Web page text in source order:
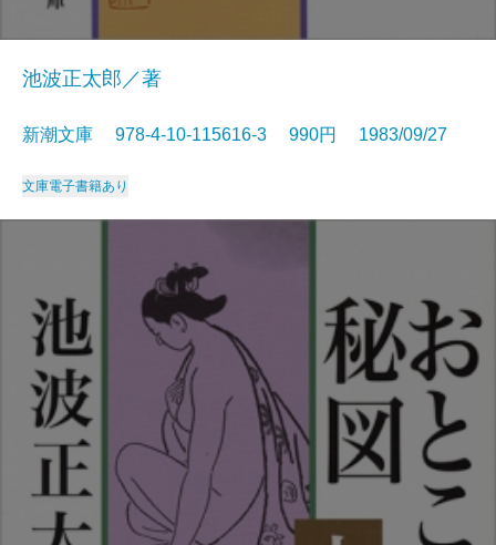
池波正太郎／著
新潮文庫 978-4-10-115616-3 990円 1983/09/27
文庫電子書籍あり